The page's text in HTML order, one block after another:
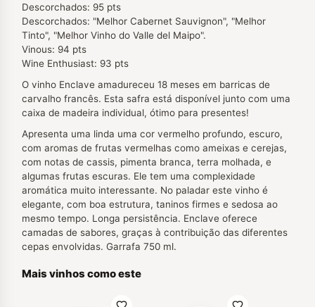
Descorchados: 95 pts
Descorchados: "Melhor Cabernet Sauvignon", "Melhor
Tinto", "Melhor Vinho do Valle del Maipo".
Vinous: 94 pts
Wine Enthusiast: 93 pts
O vinho Enclave amadureceu 18 meses em barricas de
carvalho francês. Esta safra está disponível junto com uma
caixa de madeira individual, ótimo para presentes!
Apresenta uma linda uma cor vermelho profundo, escuro,
com aromas de frutas vermelhas como ameixas e cerejas,
com notas de cassis, pimenta branca, terra molhada, e
algumas frutas escuras. Ele tem uma complexidade
aromática muito interessante. No paladar este vinho é
elegante, com boa estrutura, taninos firmes e sedosa ao
mesmo tempo. Longa persistência. Enclave oferece
camadas de sabores, graças à contribuição das diferentes
cepas envolvidas. Garrafa 750 ml.
Mais vinhos como este